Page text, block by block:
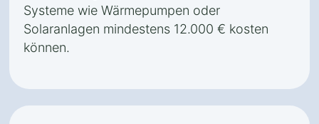
Systeme wie Wärmepumpen oder
Solaranlagen mindestens 12.000 € kosten
können.